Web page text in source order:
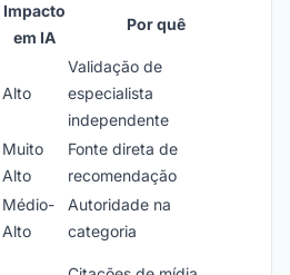
Impacto
em IA
Por quê
Alto
Validação de
especialista
independente
Muito
Alto
Fonte direta de
recomendação
Médio-
Alto
Autoridade na
categoria